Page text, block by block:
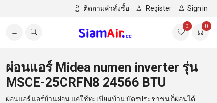
ติดตามคำสั่งซื้อ Register Sign in
0 0
ผ่อนแอร์ Midea numen inverter รุ่น
MSCE-25CRFN8 24566 BTU
ผ่อนแอร์ แอร์บ้านผ่อน แค่ใช้ทะเบียนบ้าน บัตรประชาชน ก็ผ่อนได้